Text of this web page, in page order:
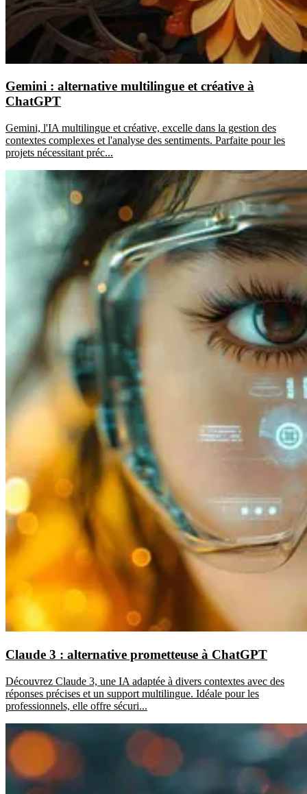
Gemini : alternative multilingue et créative à
ChatGPT
Gemini, l'IA multilingue et créative, excelle dans la gestion des
contextes complexes et l'analyse des sentiments. Parfaite pour les
projets nécessitant préc...
Claude 3 : alternative prometteuse à ChatGPT
Découvrez Claude 3, une IA adaptée à divers contextes avec des
réponses précises et un support multilingue. Idéale pour les
professionnels, elle offre sécuri...